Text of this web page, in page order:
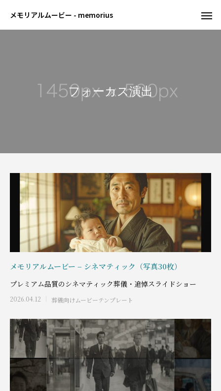
メモリアルムービー - memorius
フォーカス演出
メモリアルムービー – シネマティック（写真30枚）
プレミアム品質のシネマティック葬儀・追悼スライドショー
2026.04.12 葬儀向けムービーテンプレート